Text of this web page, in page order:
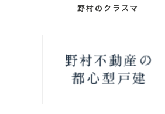
野村のクラスマ